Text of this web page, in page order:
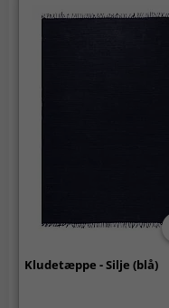
Kludetæppe - Silje (blå)